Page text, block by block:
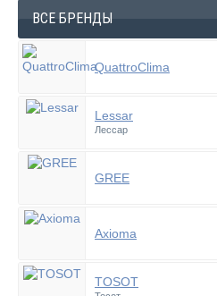
ВСЕ БРЕНДЫ
QuattroClima
Lessar
Лессар
GREE
Axioma
TOSOT